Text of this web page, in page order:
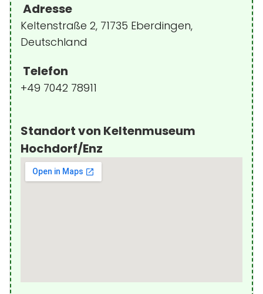
Adresse
Keltenstraße 2, 71735 Eberdingen,
Deutschland
Telefon
+49 7042 78911
Standort von Keltenmuseum
Hochdorf/Enz